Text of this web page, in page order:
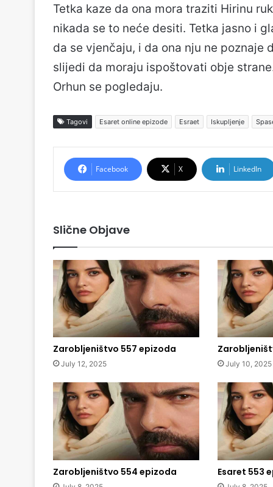
Tetka kaze da ona mora traziti Hirinu
nikada se to neće desiti. Tetka jasno i
da se vjenčaju, i da ona nju ne poznaje
slijedi da moraju ispoštovati obje
Orhun se pogledaju.
Tagovi Esaret online epizode Esraet Iskupljenje
Facebook X LinkedIn
Slične Objave
Zarobljeništvo 557 epizoda
July 12, 2025 July 10, 2025
Zarobljeništvo 554 epizoda Esaret 553